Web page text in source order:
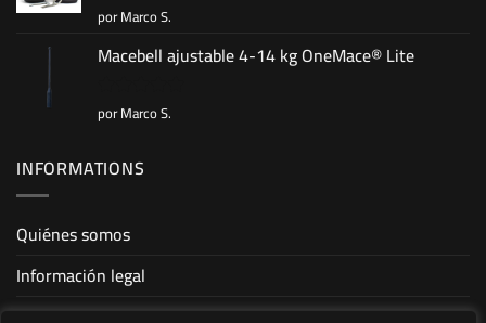
Valorado
con
por Marco S.
Macebell ajustable 4-14 kg OneMace® Lite
Valorado
con
por Marco S.
INFORMATIONS
Quiénes somos
Información legal